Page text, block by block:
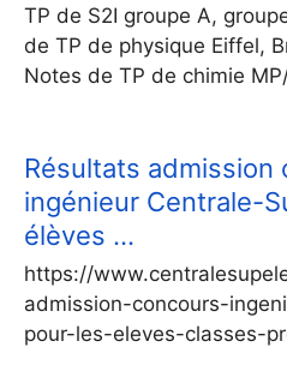
TP de S2I groupe A,
de TP de physique Eiffel,
Notes de TP de chimie
Résultats admission
ingénieur Centrale-
élèves …
https://
admission-concours-
pour-les-eleves-classes-